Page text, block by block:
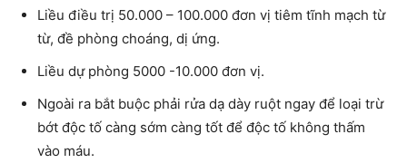
Liều điều trị 50.000 – 100.000 đơn vị tiêm tĩnh mạch từ
từ, đề phòng choáng, dị ứng.
Liều dự phòng 5000 -10.000 đơn vị.
Ngoài ra bắt buộc phải rửa dạ dày ruột ngay để loại trừ
bớt độc tố càng sớm càng tốt để độc tố không thấm
vào máu.